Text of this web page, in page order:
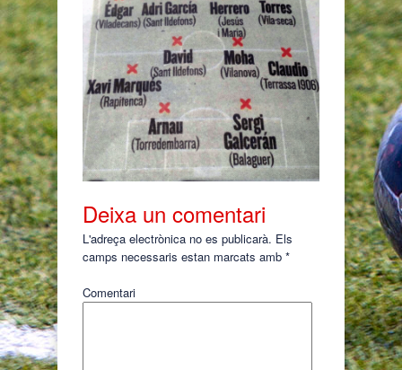
Deixa un comentari
L'adreça electrònica no es publicarà. Els
camps necessaris estan marcats amb *
Comentari